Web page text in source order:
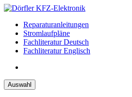
Zum
springenReparaturanleitungen
Stromlaufpläne
Fachliteratur Deutsch
Fachliteratur Englisch
Auswahl